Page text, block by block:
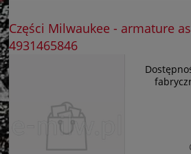
Części Milwaukee - armature
4931465846